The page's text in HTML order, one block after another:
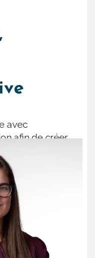
avec
afin de créer
et propice